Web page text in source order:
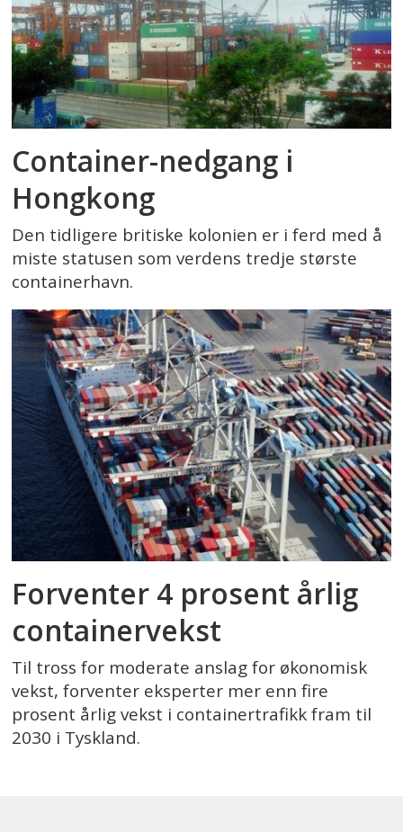
Container-nedgang i
Hongkong
Den tidligere britiske kolonien er i ferd med å
miste statusen som verdens tredje største
containerhavn.
Forventer 4 prosent årlig
containervekst
Til tross for moderate anslag for økonomisk
vekst, forventer eksperter mer enn fire
prosent årlig vekst i containertrafikk fram til
2030 i Tyskland.